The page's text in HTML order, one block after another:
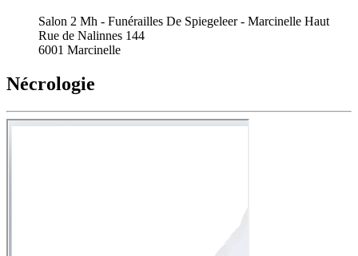
Salon 2 Mh - Funérailles De Spiegeleer - Marcinelle Haut
Rue de Nalinnes 144
6001 Marcinelle
Nécrologie